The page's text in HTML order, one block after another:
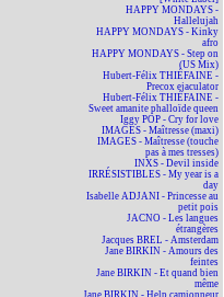
HAPPY MONDAYS -
Hallelujah
HAPPY MONDAYS - Kinky
afro
HAPPY MONDAYS - Step on
(US Mix)
Hubert-Félix THIÉFAINE -
Precox ejaculator
Hubert-Félix THIÉFAINE -
Sweet amanite phalloïde queen
Iggy POP - Cry for love
IMAGES - Maîtresse (maxi)
IMAGES - Maîtresse (touche
pas à mes tresses)
INXS - Devil inside
IRRÉSISTIBLES - My year is a
day
Isabelle ADJANI - Princesse au
petit pois
JACNO - Les langues
étrangères
Jacques BREL - Amsterdam
Jane BIRKIN - Amours des
feintes
Jane BIRKIN - Et quand bien
même
Jane BIRKIN - Help camionneur